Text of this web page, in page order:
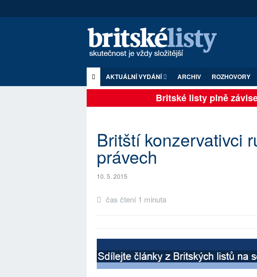
AKTUÁLNÍ VYDÁNÍ ARCHIV ROZHOVORY
Britské listy plně
Britští konzervativci
právech
10. 5. 2015
čas čtení 1 minuta